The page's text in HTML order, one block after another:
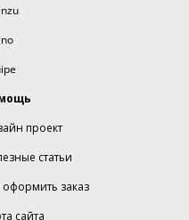
проект
статьи
оформить заказ
сайта